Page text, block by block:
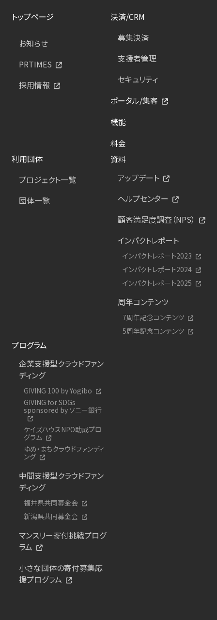
トップページ
お知らせ
PRTIMES
採用情報
決済/CRM
募集決済
支援者管理
セキュリティ
ポータル/集客
機能
料金
利用団体
プロジェクト一覧
団体一覧
資料
アップデート
ヘルプセンター
顧客満足度調査（NPS）
インパクトレポート
インパクトレポート2023
インパクトレポート2024
インパクトレポート2025
周年コンテンツ
7周年記念コンテンツ
5周年記念コンテンツ
プログラム
企業支援型クラウドファン
ディング
GIVING 100 by Yogibo
GIVING for SDGs
sponsored by ソニー銀行
ケイズハウスNPO助成プロ
グラム
ゆめ・まちクラウドファンディ
ング
中間支援型クラウドファン
ディング
福井県共同募金会
新潟県共同募金会
マンスリー寄付挑戦プログ
ラム
小さな団体の寄付募集応
援プログラム